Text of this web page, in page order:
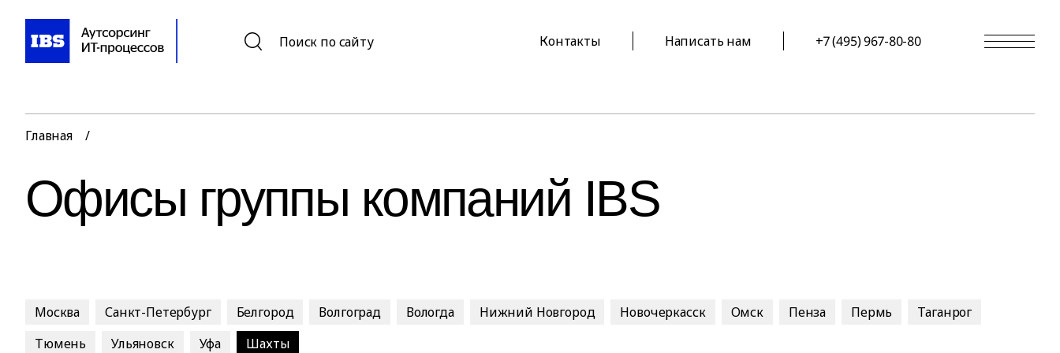
Поиск по сайту Контакты Написать нам +7 (495) 967-80-80
Главная /
Офисы группы компаний IBS
Москва Санкт-Петербург Белгород Волгоград Вологда Нижний Новгород Новочеркасск Омск Пенза Пермь
Таганрог
Тюмень
Ульяновск Уфа Шахты